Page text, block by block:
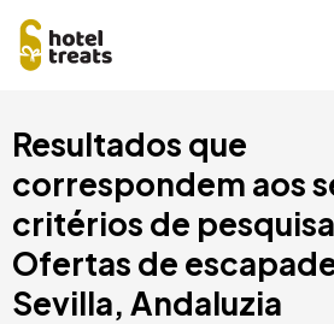
para
conteúdo
principal
Resultados que
correspondem aos
critérios de
Ofertas de
Sevilla, Andaluzia